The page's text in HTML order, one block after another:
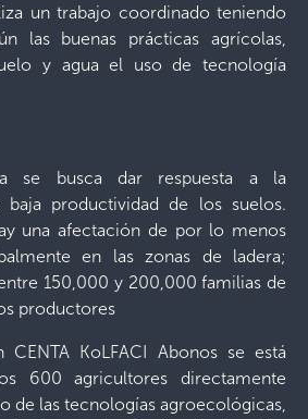
un trabajo coordinado teniendo
las buenas prácticas agrícolas,
y agua el uso de tecnología
se busca dar respuesta a la
productividad de los suelos.
una afectación de por lo menos
en las zonas de ladera;
150,000 y 200,000 familias de
productores
KoLFACI Abonos se está
600 agricultores directamente
de las tecnologías agroecológicas,